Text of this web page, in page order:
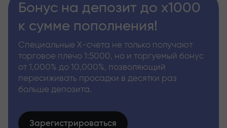
Бонус на депозит до х1000
к сумме пополнения!
Специальные Х-счета не только получают
торговое плечо 1:5000, но и торгуемый бонус
от 1,000% до 10,000%, позволяющий
пересиживать просадки в десятки раз
больше депозита.
Зарегистрироваться